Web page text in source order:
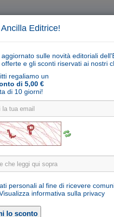
Editrice!
sulle novità editoriali
e gli sconti riservati ai nostri
regaliamo un
di 5,00 €
di 10 giorni!
personali al fine di ricevere
informativa sulla privacy
Cerca
religiosi
con rosellina e